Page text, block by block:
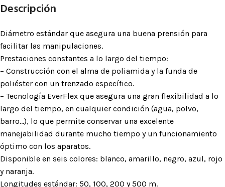
Descripción
Diámetro estándar que asegura una buena prensión para
facilitar las manipulaciones.
Prestaciones constantes a lo largo del tiempo:
– Construcción con el alma de poliamida y la funda de
poliéster con un trenzado específico.
– Tecnología EverFlex que asegura una gran flexibilidad a lo
largo del tiempo, en cualquier condición (agua, polvo,
barro…), lo que permite conservar una excelente
manejabilidad durante mucho tiempo y un funcionamiento
óptimo con los aparatos.
Disponible en seis colores: blanco, amarillo, negro, azul, rojo
y naranja.
Longitudes estándar: 50, 100, 200 y 500 m.